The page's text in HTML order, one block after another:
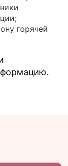
горячей